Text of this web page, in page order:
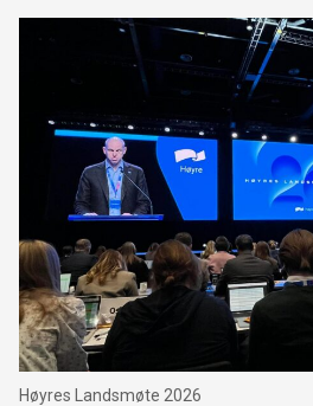
Høyres Landsmøte 2026